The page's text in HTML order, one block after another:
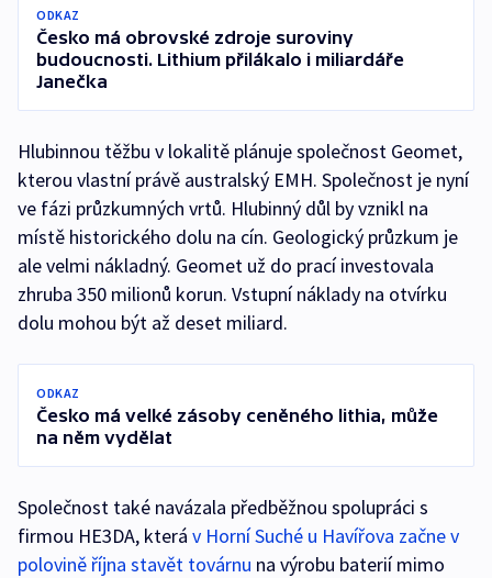
ODKAZ
Česko má obrovské zdroje suroviny
budoucnosti. Lithium přilákalo i miliardáře
Janečka
Hlubinnou těžbu v lokalitě plánuje společnost Geomet,
kterou vlastní právě australský EMH. Společnost je nyní
ve fázi průzkumných vrtů. Hlubinný důl by vznikl na
místě historického dolu na cín. Geologický průzkum je
ale velmi nákladný. Geomet už do prací investovala
zhruba 350 milionů korun. Vstupní náklady na otvírku
dolu mohou být až deset miliard.
ODKAZ
Česko má velké zásoby ceněného lithia, může
na něm vydělat
Společnost také navázala předběžnou spolupráci s
firmou HE3DA, která v Horní Suché u Havířova začne v
polovině října stavět továrnu na výrobu baterií mimo